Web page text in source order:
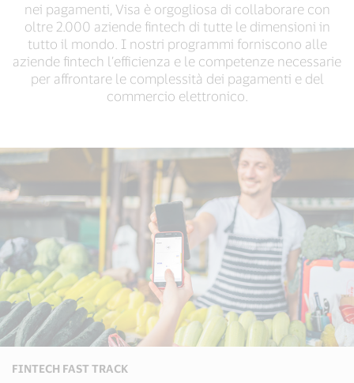
nei pagamenti, Visa è orgogliosa di collaborare con
oltre 2.000 aziende fintech di tutte le dimensioni in
tutto il mondo. I nostri programmi forniscono alle
aziende fintech l’efficienza e le competenze necessarie
per affrontare le complessità dei pagamenti e del
commercio elettronico.
FINTECH FAST TRACK